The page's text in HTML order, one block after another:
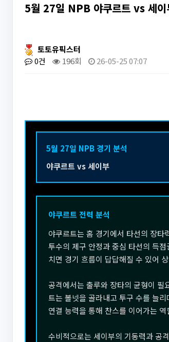
5월 27일 NPB 야쿠르트 vs 세이
토토유픽스터
0건
196회 26-05-25 07:07
5월 27일 NPB 경기 분석
야쿠르트 vs 세이부
야쿠르트 전력 분석
야쿠르트는 홈 경기에서 타선의 장
투수의 제구 안정과 중심 타선의 득
치면 경기 흐름이 답답해질 수 있어
공격에서는 출루와 장타의 균형이 필
트는 볼넷을 골라내고 투구 수를 늘
연결 능력을 통해 찬스를 이어가는
수비적으로는 세이부의 기동력과 공